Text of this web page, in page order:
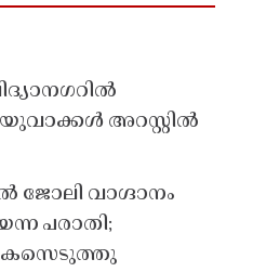
അറസ്റ്റിൽ
ജോലി വാഗ്ദാനം
പരാതി;
കേസെടുത്തു